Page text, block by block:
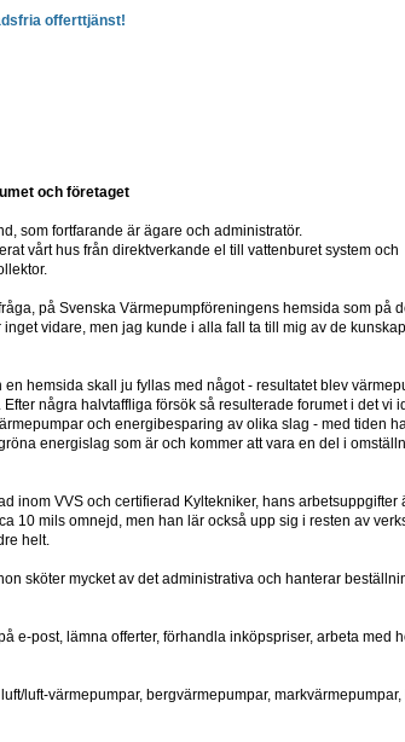
offerttjänst!
och företaget
som fortfarande är ägare och administratör.
vårt hus från direktverkande el till vattenburet system och
på Svenska Värmepumpföreningens hemsida som på
vidare, men jag kunde i alla fall ta till mig av de
hemsida skall ju fyllas med något - resultatet blev
några halvtaffliga försök så resulterade forumet i det vi
och energibesparing av olika slag - med tiden
energislag som är och kommer att vara en del i
inom VVS och certifierad Kyltekniker, hans arbetsuppgifter
10 mils omnejd, men han lär också upp sig i resten av
helt.
sköter mycket av det administrativa och hanterar
e-post, lämna offerter, förhandla inköpspriser, arbeta med
luft-värmepumpar, bergvärmepumpar, markvärmepumpar,